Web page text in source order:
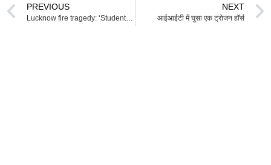
PREVIOUS NEXT
आईआईटी में घुसा एक ट्रोजन हॉर्स